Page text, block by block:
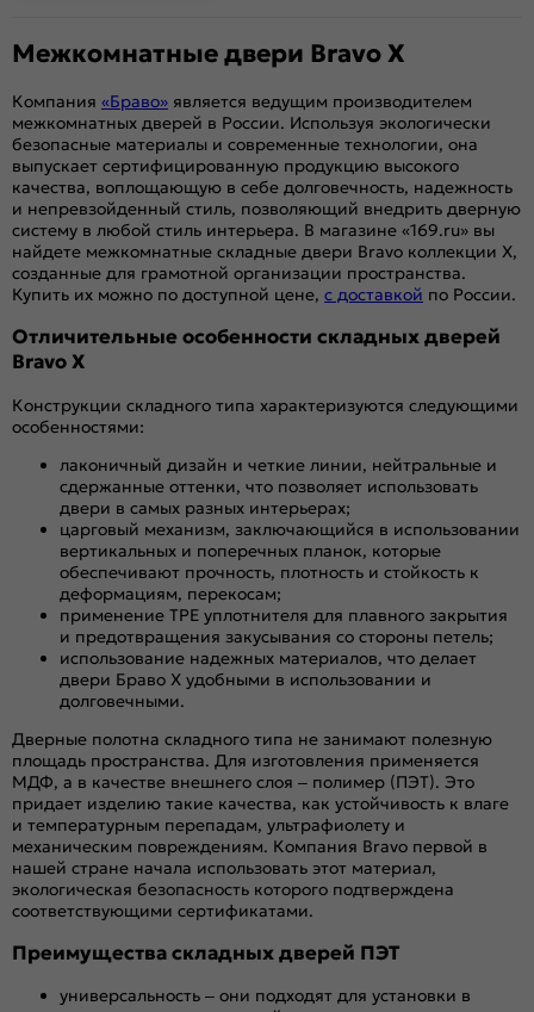
Межкомнатные двери Bravo Х
Компания «Браво» является ведущим производителем
межкомнатных дверей в России. Используя экологически
безопасные материалы и современные технологии, она
выпускает сертифицированную продукцию высокого
качества, воплощающую в себе долговечность, надежность
и непревзойденный стиль, позволяющий внедрить дверную
систему в любой стиль интерьера. В магазине «169.ru» вы
найдете межкомнатные складные двери Bravo коллекции Х,
созданные для грамотной организации пространства.
Купить их можно по доступной цене, с доставкой по России.
Отличительные особенности складных дверей
Bravo X
Конструкции складного типа характеризуются следующими
особенностями:
лаконичный дизайн и четкие линии, нейтральные и
сдержанные оттенки, что позволяет использовать
двери в самых разных интерьерах;
царговый механизм, заключающийся в использовании
вертикальных и поперечных планок, которые
обеспечивают прочность, плотность и стойкость к
деформациям, перекосам;
применение TPE уплотнителя для плавного закрытия
и предотвращения закусывания со стороны петель;
использование надежных материалов, что делает
двери Браво Х удобными в использовании и
долговечными.
Дверные полотна складного типа не занимают полезную
площадь пространства. Для изготовления применяется
МДФ, а в качестве внешнего слоя – полимер (ПЭТ). Это
придает изделию такие качества, как устойчивость к влаге
и температурным перепадам, ультрафиолету и
механическим повреждениям. Компания Bravo первой в
нашей стране начала использовать этот материал,
экологическая безопасность которого подтверждена
соответствующими сертификатами.
Преимущества складных дверей ПЭТ
универсальность – они подходят для установки в